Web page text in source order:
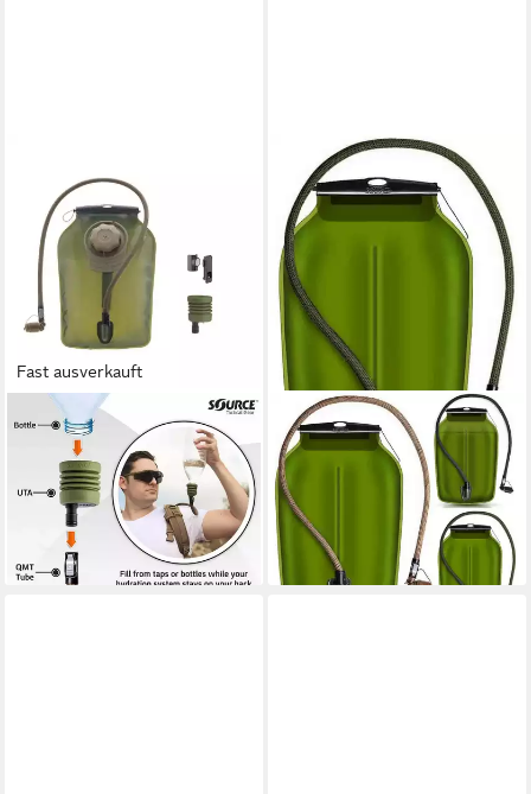
Fast ausverkauft
SOURCE
Trinkblase
64,99 €
lieferbar - in 2-3 Werktagen bei dir
SOURCE
Trinkblase Tactical Gear
WLPS 3 Liter Trinksystem
43,99 €
lieferbar - in 2-3 Werktagen bei dir